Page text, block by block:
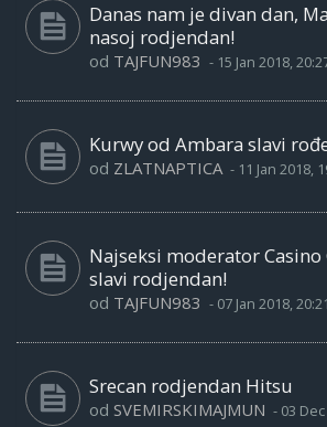
Danas nam je divan dan,
nasoj rodjendan!
od TAJFUN983 - 15 Jan 2018,
Kurwy od Ambara slavi
od ZLATNAPTICA - 11 Jan 2018,
Najseksi moderator Casino
slavi rodjendan!
od TAJFUN983 - 07 Jan 2018, 20:21
Srecan rodjendan Hitsu
od SVEMIRSKIMAJMUN - 03